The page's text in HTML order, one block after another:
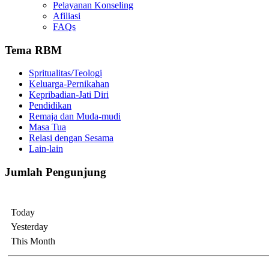
Pelayanan Konseling
Afiliasi
FAQs
Tema RBM
Spritualitas/Teologi
Keluarga-Pernikahan
Kepribadian-Jati Diri
Pendidikan
Remaja dan Muda-mudi
Masa Tua
Relasi dengan Sesama
Lain-lain
Jumlah Pengunjung
Today
Yesterday
This Month